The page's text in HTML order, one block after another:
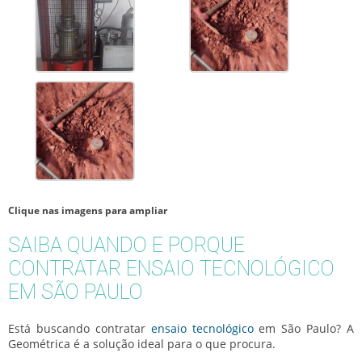
Clique nas imagens para ampliar
SAIBA QUANDO E PORQUE
CONTRATAR ENSAIO TECNOLÓGICO
EM SÃO PAULO
Está buscando contratar ensaio tecnológicoem São Paulo? A
Geométrica é a solução ideal para o que procura.